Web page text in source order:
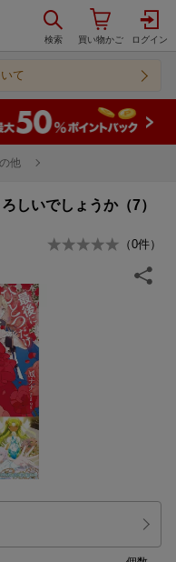
て
他
しいでしょうか（7）
（0件）